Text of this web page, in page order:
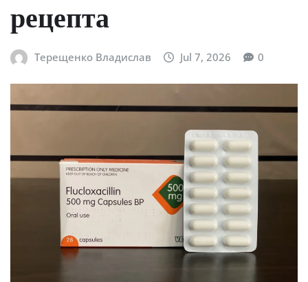
рецепта
Терещенко Владислав Jul 7, 2026 0